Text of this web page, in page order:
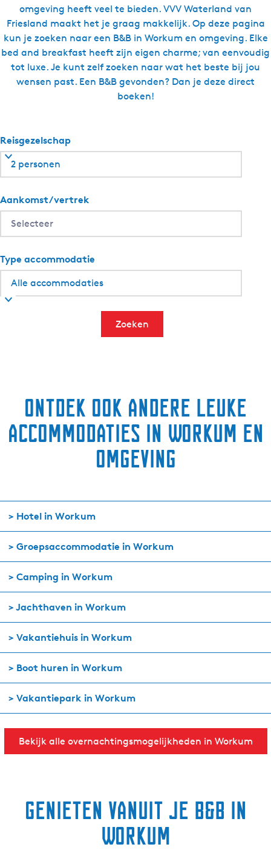
g
e
r
omgeving heeft veel te bieden. VVV Waterland van
Friesland maakt het je graag makkelijk. Op deze pagina
kun je zoeken naar een B&B in Workum en omgeving. Elke
bed and breakfast heeft zijn eigen charme; van eenvoudig
tot luxe. Je kunt zelf zoeken naar wat het beste bij jou
wensen past. Een B&B gevonden? Dan je deze direct
boeken!
Reisgezelschap
2 personen
Aankomst/vertrek
Type accommodatie
Zoeken
Ontdek ook andere leuke
accommodaties in Workum en
omgeving
> Hotel in Workum
> Groepsaccommodatie in Workum
> Camping in Workum
> Jachthaven in Workum
> Vakantiehuis in Workum
> Boot huren in Workum
> Vakantiepark in Workum
Bekijk alle overnachtingsmogelijkheden in Workum
Genieten vanuit je B&B in
Workum